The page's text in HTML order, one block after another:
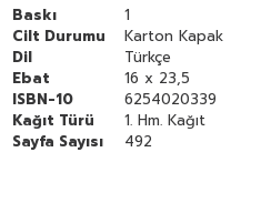
Baskı
1
Cilt Durumu
Karton Kapak
Dil
Türkçe
Ebat
16 x 23,5
ISBN-10
6254020339
Kağıt Türü
1. Hm. Kağıt
Sayfa Sayısı
492